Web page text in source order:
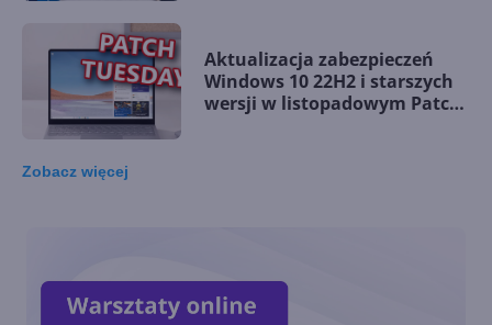
Aktualizacja zabezpieczeń
Windows 10 22H2 i starszych
wersji w listopadowym Patch
Zobacz więcej